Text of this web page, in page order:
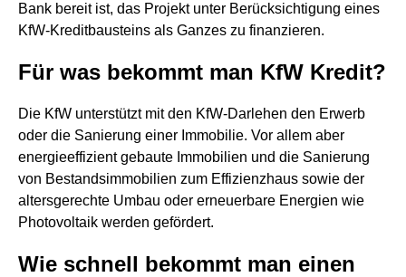
Bank bereit ist, das Projekt unter Berücksichtigung eines
KfW-Kreditbausteins als Ganzes zu finanzieren.
Für was bekommt man KfW Kredit?
Die KfW unterstützt mit den KfW-Darlehen den Erwerb
oder die Sanierung einer Immobilie. Vor allem aber
energieeffizient gebaute Immobilien und die Sanierung
von Bestandsimmobilien zum Effizienzhaus sowie der
altersgerechte Umbau oder erneuerbare Energien wie
Photovoltaik werden gefördert.
Wie schnell bekommt man einen